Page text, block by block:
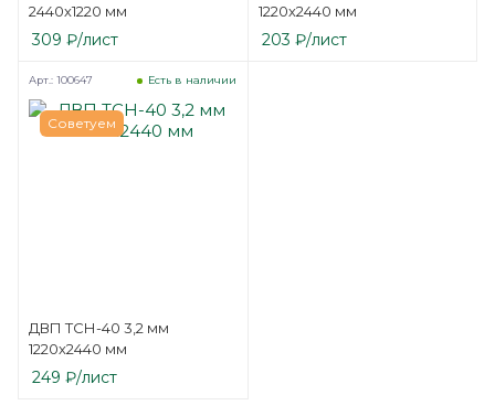
2440х1220 мм
309 ₽/лист
1220х2440 мм
203 ₽/лист
Советуем
ДВП ТСН-40 3,2 мм
1220х2440 мм
Есть в наличии
Арт.: 100647
249 ₽/лист